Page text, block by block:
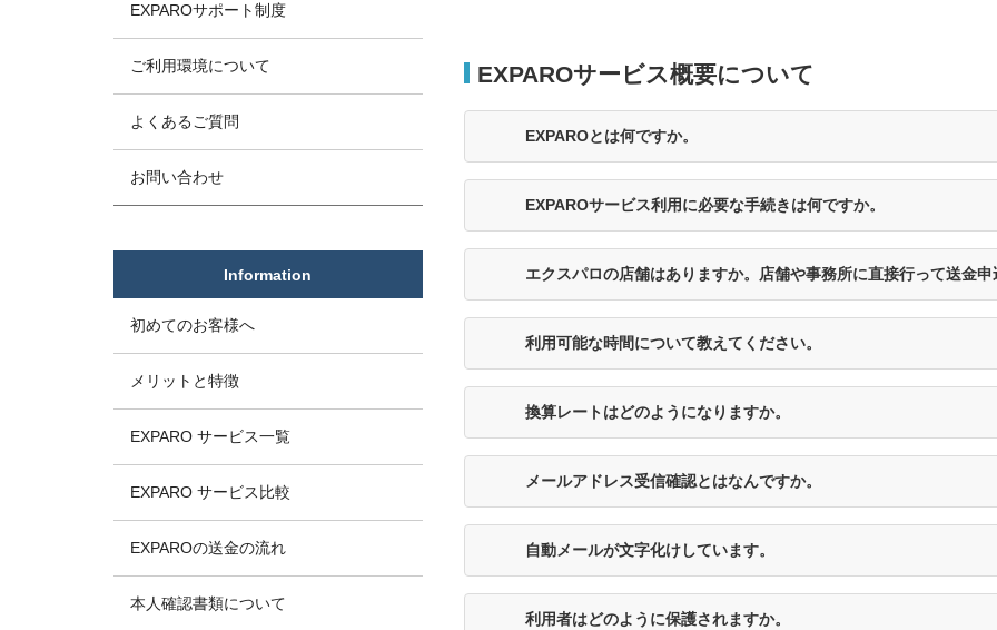
EXPAROサービス概要について
EXPAROとは何ですか。
EXPAROサービス利用に必要な手続きは何ですか。
エクスパロの店舗はありますか。店舗や事務所に直接行って送金
利用可能な時間について教えてください。
換算レートはどのようになりますか。
メールアドレス受信確認とはなんですか。
自動メールが文字化けしています。
利用者はどのように保護されますか。
EXPAROサポート制度
ご利用環境について
よくあるご質問
お問い合わせ
Information
初めてのお客様へ
メリットと特徴
EXPARO サービス一覧
EXPARO サービス比較
EXPAROの送金の流れ
本人確認書類について